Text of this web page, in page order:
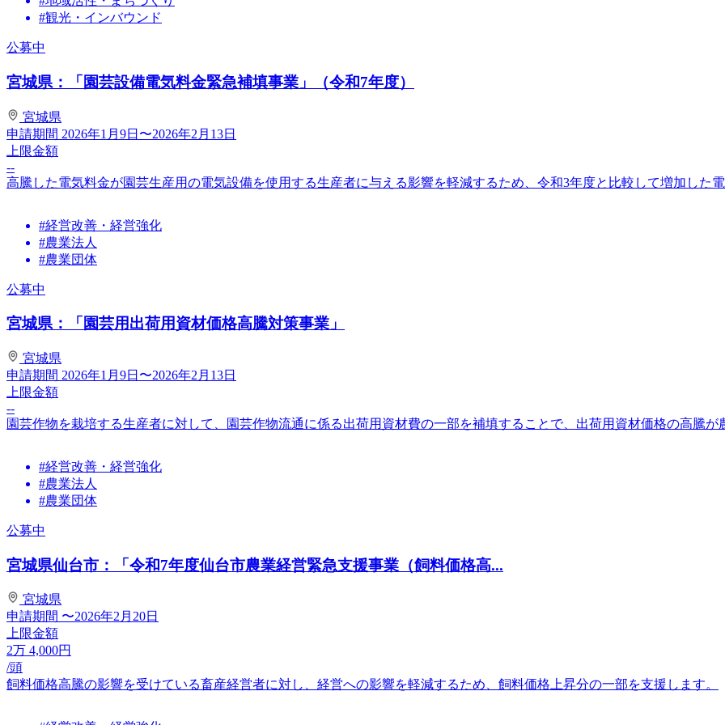
#観光・インバウンド
公募中
宮城県：「園芸設備電気料金緊急補填事業」（令和7年度）
宮城県
申請期間 2026年1月9日〜2026年2月13日
上限金額
--
高騰した電気料金が園芸生産用の電気設備を使用する生産者に与える影響を軽減するため、令和3年度と比較して増加した電
#経営改善・経営強化
#農業法人
#農業団体
公募中
宮城県：「園芸用出荷用資材価格高騰対策事業」
宮城県
申請期間 2026年1月9日〜2026年2月13日
上限金額
--
園芸作物を栽培する生産者に対して、園芸作物流通に係る出荷用資材費の一部を補填することで、出荷用資材価格の高騰が
#経営改善・経営強化
#農業法人
#農業団体
公募中
宮城県仙台市：「令和7年度仙台市農業経営緊急支援事業（飼料価格高...
宮城県
申請期間 〜2026年2月20日
上限金額
2万 4,000円
/頭
飼料価格高騰の影響を受けている畜産経営者に対し、経営への影響を軽減するため、飼料価格上昇分の一部を支援します。